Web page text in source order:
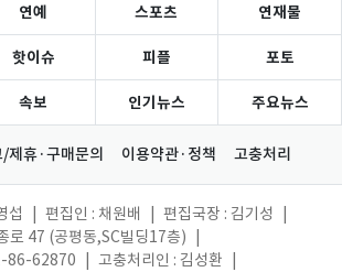
연예 스포츠 연재물
핫이슈 피플 포토
속보 인기뉴스 주요뉴스
/제휴·구매문의 이용약관·정책 고충처리
섭 편집인 : 채원배 편집국장 : 김기성
로 47 (공평동,SC빌딩17층)
86-62870
고충처리인 : 김성환